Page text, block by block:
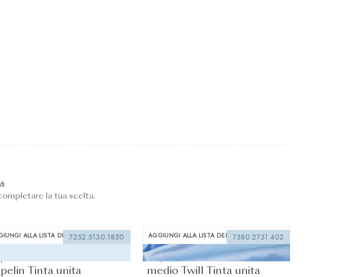
la tua scelta.
ALLA LISTA DEI DESIDERI
7252.5130.1850
Tinta unita
AGGIUNGI ALLA LISTA DEI DESIDERI7380.2731.402
Soyada Duecento Blu
medio Twill Tinta unita